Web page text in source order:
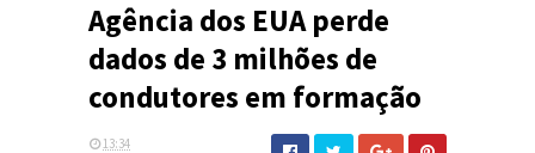
Agência dos EUA perde
dados de 3 milhões de
condutores em formação
13:34